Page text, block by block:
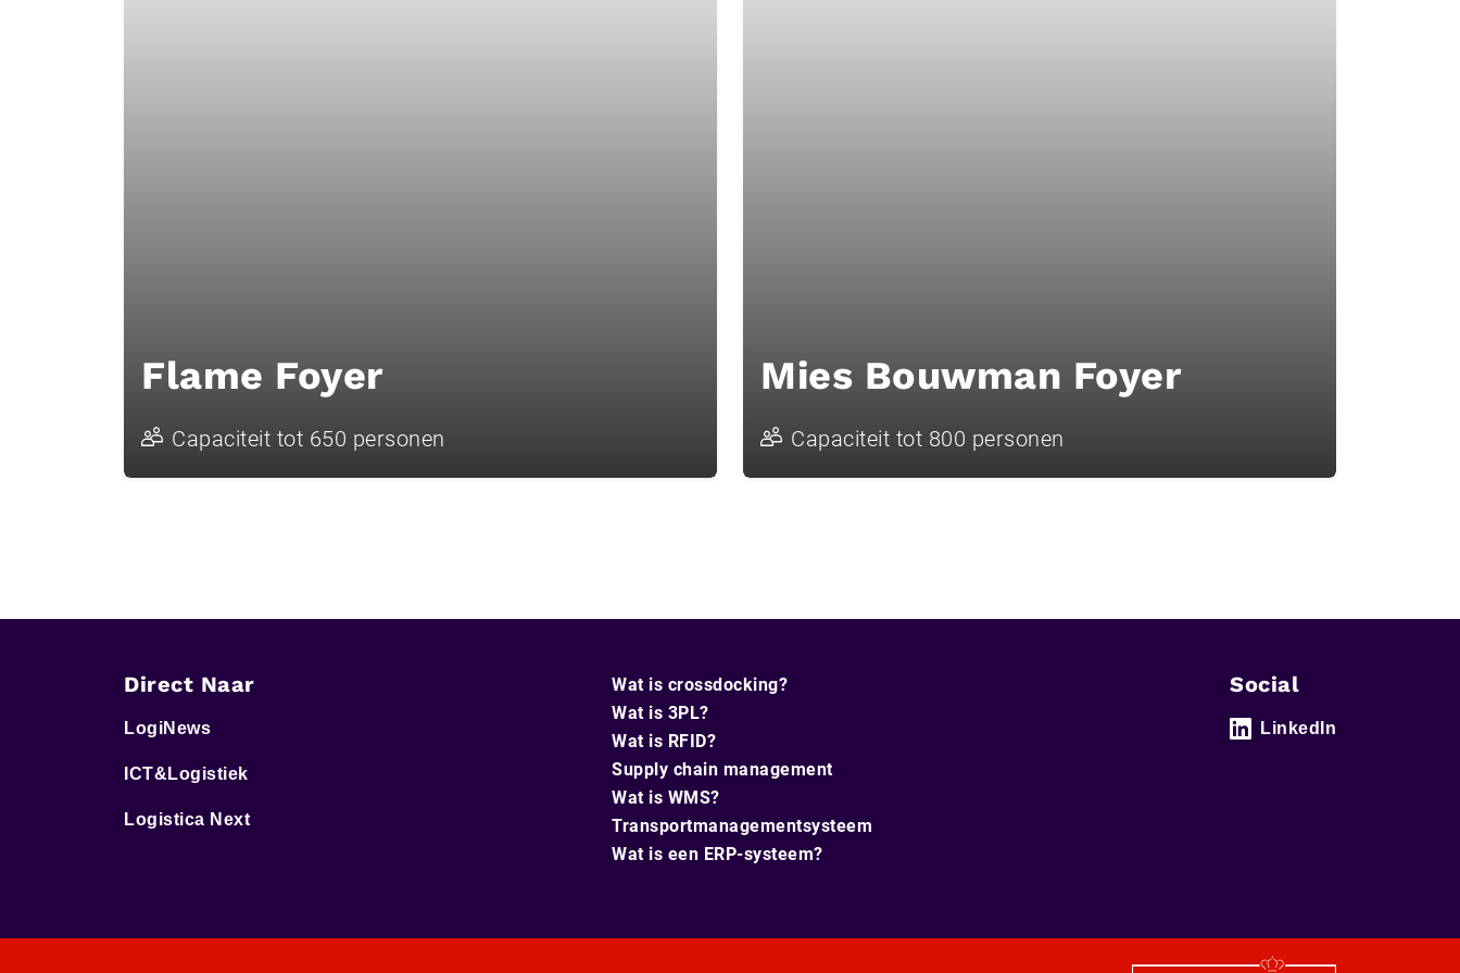
Flame Foyer
Capaciteit tot 650 personen
Mies Bouwman Foyer
Capaciteit tot 800 personen
Direct Naar
LogiNews
ICT&Logistiek
Logistica Next
Wat is crossdocking?
Wat is 3PL?
Wat is RFID?
Supply chain management
Wat is WMS?
Transportmanagementsysteem
Wat is een ERP-systeem?
Social
LinkedIn